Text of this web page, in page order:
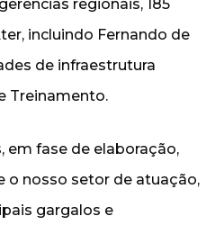
regionais, 185
incluindo Fernando de
de infraestrutura
Treinamento.
em fase de elaboração,
o nosso setor de atuação,
gargalos e